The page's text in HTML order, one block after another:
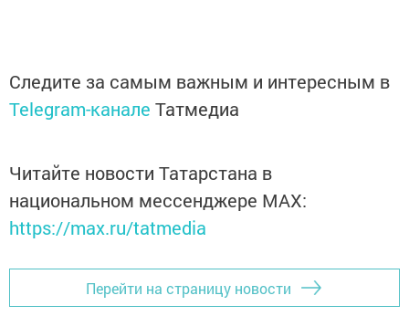
Следите за самым важным и интересным в
Telegram-канале Татмедиа
Читайте новости Татарстана в
национальном мессенджере MАХ:
https://max.ru/tatmedia
Перейти на страницу новости